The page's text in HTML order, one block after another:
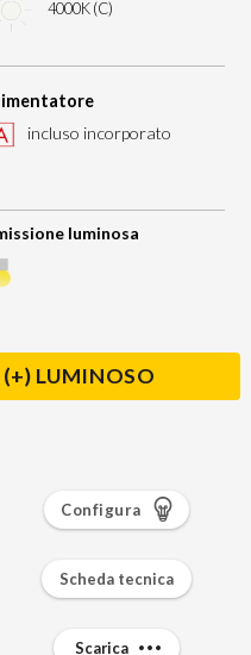
4000K (C)
incluso incorporato
luminosa
LUMINOSO
Configura
Scheda tecnica
Scarica